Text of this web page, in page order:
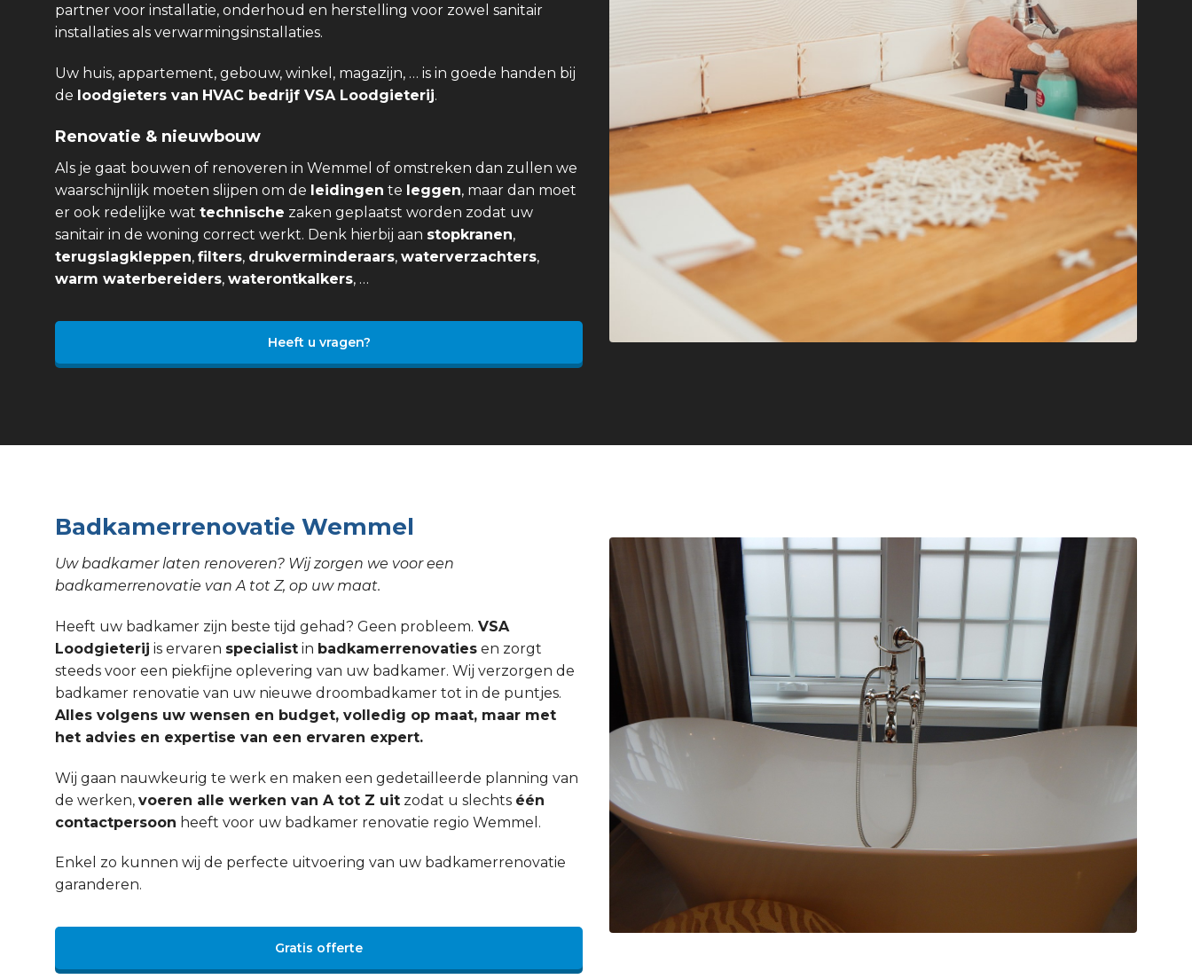
partner voor installatie, onderhoud en herstelling voor zowel sanitair
installaties als verwarmingsinstallaties.
Uw huis, appartement, gebouw, winkel, magazijn, … is in goede handen bij
de loodgieters van HVAC bedrijf VSA Loodgieterij.
Renovatie & nieuwbouw
Als je gaat bouwen of renoveren in Wemmel of omstreken dan zullen we
waarschijnlijk moeten slijpen om de leidingen te leggen, maar dan moet
er ook redelijke wat technische zaken geplaatst worden zodat uw
sanitair in de woning correct werkt. Denk hierbij aan stopkranen,
terugslagkleppen, filters, drukverminderaars, waterverzachters,
warm waterbereiders, waterontkalkers, …
Heeft u vragen?
Badkamerrenovatie Wemmel
Uw badkamer laten renoveren? Wij zorgen we voor een
badkamerrenovatie van A tot Z, op uw maat.
Heeft uw badkamer zijn beste tijd gehad? Geen probleem. VSA
Loodgieterij is ervaren specialist in badkamerrenovaties en zorgt
steeds voor een piekfijne oplevering van uw badkamer. Wij verzorgen de
badkamer renovatie van uw nieuwe droombadkamer tot in de puntjes.
Alles volgens uw wensen en budget, volledig op maat, maar met
het advies en expertise van een ervaren expert.
Wij gaan nauwkeurig te werk en maken een gedetailleerde planning van
de werken, voeren alle werken van A tot Z uit zodat u slechts één
contactpersoon heeft voor uw badkamer renovatie regio Wemmel.
Enkel zo kunnen wij de perfecte uitvoering van uw badkamerrenovatie
garanderen.
Gratis offerte